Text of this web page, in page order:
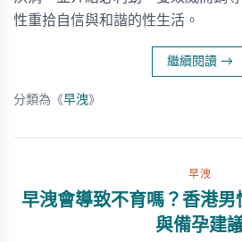
性重拾自信與和諧的性生活。
繼續閱讀 →
分類為《早洩》
早洩
早洩會導致不育嗎？香港男
與備孕建